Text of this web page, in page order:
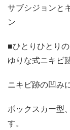
サブシジョンと
ン
■ひとりひとり
ゆりな式ニキビ
ニキビ跡の凹み
ボックスカー型
す。